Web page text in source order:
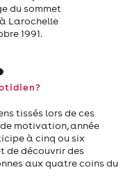
tissés lors de ces
motivation, année
à cinq ou six
de découvrir des
aux quatre coins du